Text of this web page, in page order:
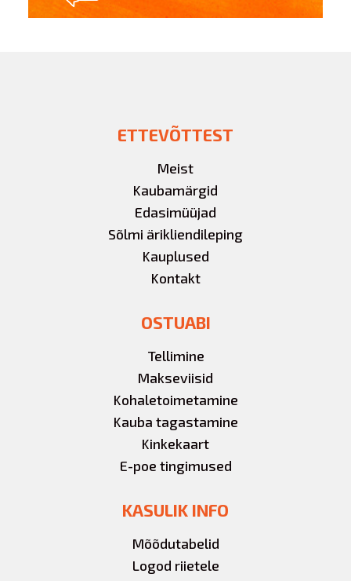
ETTEVÕTTEST
Meist
Kaubamärgid
Edasimüüjad
Sõlmi ärikliendileping
Kauplused
Kontakt
OSTUABI
Tellimine
Makseviisid
Kohaletoimetamine
Kauba tagastamine
Kinkekaart
E-poe tingimused
KASULIK INFO
Mõõdutabelid
Logod riietele